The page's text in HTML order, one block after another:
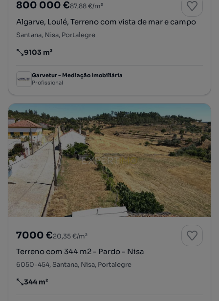
800 000 €87,88 €/m²
Algarve, Loulé, Terreno com vista de mar e campo
Santana, Nisa, Portalegre
Preço por metro quadrado
9103 m²
Garvetur - Mediação Imobiliária
Profissional
7000 €20,35 €/m²
Terreno com 344 m2 - Pardo - Nisa
6050-454, Santana, Nisa, Portalegre
Preço por metro quadrado
344 m²